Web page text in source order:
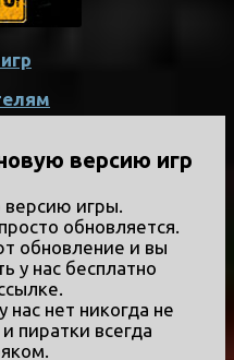
версию игр
игры.
обновляется.
обновление и вы
у нас бесплатно
нас нет никогда не
пиратки всегда